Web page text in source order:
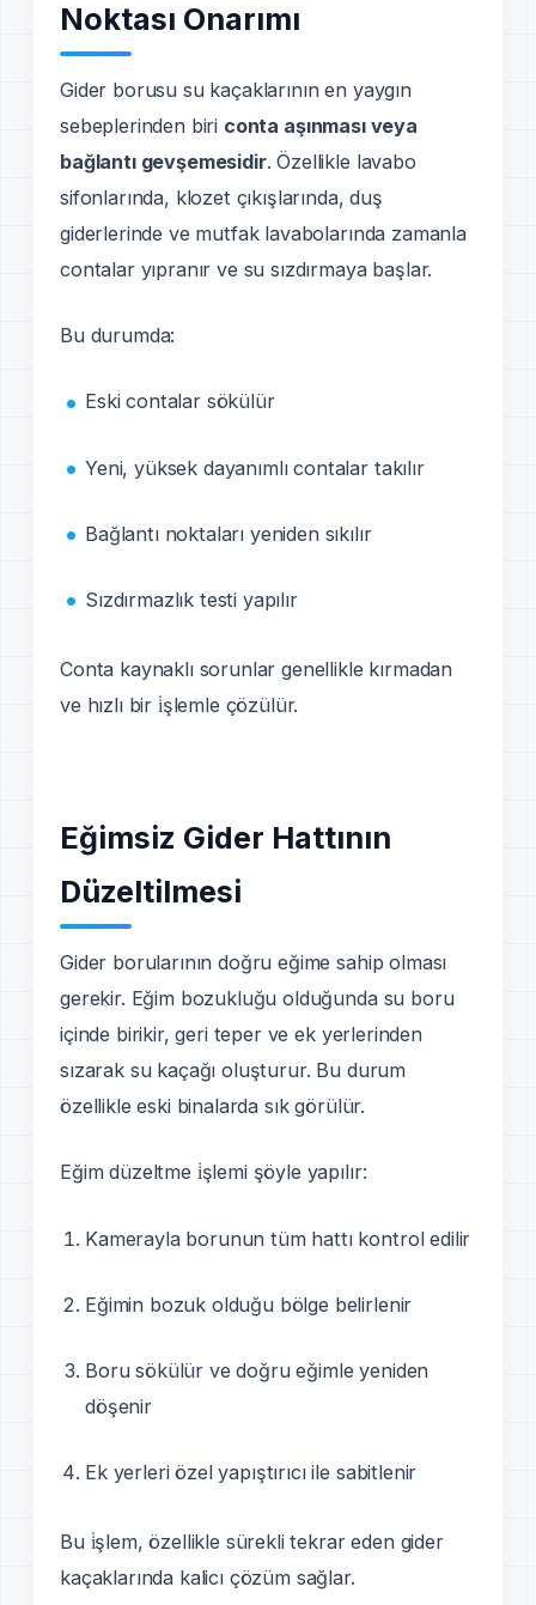
Noktası Onarımı
Gider borusu su kaçaklarının en yaygın
sebeplerinden biri conta aşınması veya
bağlantı gevşemesidir. Özellikle lavabo
sifonlarında, klozet çıkışlarında, duş
giderlerinde ve mutfak lavabolarında zamanla
contalar yıpranır ve su sızdırmaya başlar.
Bu durumda:
Eski contalar sökülür
Yeni, yüksek dayanımlı contalar takılır
Bağlantı noktaları yeniden sıkılır
Sızdırmazlık testi yapılır
Conta kaynaklı sorunlar genellikle kırmadan
ve hızlı bir i̇şlemle çözülür.
Eğimsiz Gider Hattının
Düzeltilmesi
Gider borularının doğru eğime sahip olması
gerekir. Eğim bozukluğu olduğunda su boru
içinde birikir, geri teper ve ek yerlerinden
sızarak su kaçağı oluşturur. Bu durum
özellikle eski binalarda sık görülür.
Eğim düzeltme i̇şlemi şöyle yapılır:
Kamerayla borunun tüm hattı kontrol edilir
Eğimin bozuk olduğu bölge belirlenir
Boru sökülür ve doğru eğimle yeniden
döşenir
Ek yerleri özel yapıştırıcı ile sabitlenir
Bu i̇şlem, özellikle sürekli tekrar eden gider
kaçaklarında kalicı çözüm sağlar.